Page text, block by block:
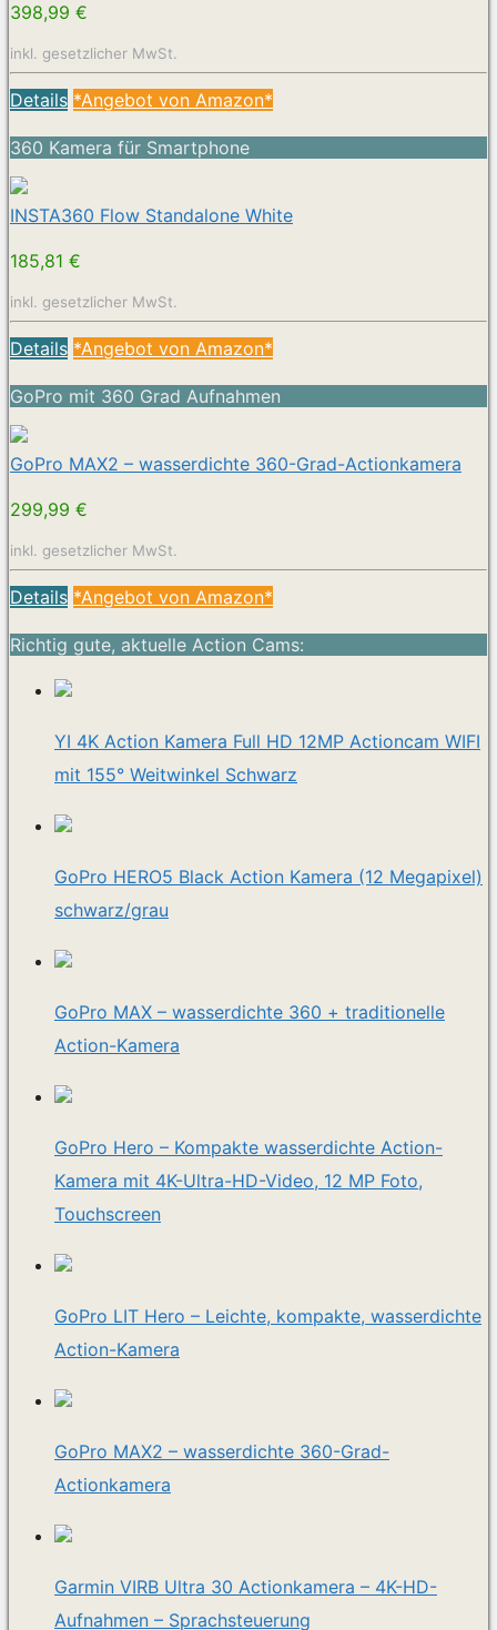
398,99 €
inkl. gesetzlicher MwSt.
Details *Angebot von Amazon*
360 Kamera für Smartphone
INSTA360 Flow Standalone White
185,81 €
inkl. gesetzlicher MwSt.
Details *Angebot von Amazon*
GoPro mit 360 Grad Aufnahmen
GoPro MAX2 – wasserdichte 360-Grad-Actionkamera
299,99 €
inkl. gesetzlicher MwSt.
Details *Angebot von Amazon*
Richtig gute, aktuelle Action Cams:
YI 4K Action Kamera Full HD 12MP Actioncam WIFI
mit 155° Weitwinkel Schwarz
GoPro HERO5 Black Action Kamera (12 Megapixel)
schwarz/grau
GoPro MAX – wasserdichte 360 ​​+ traditionelle
Action-Kamera
GoPro Hero – Kompakte wasserdichte Action-
Kamera mit 4K-Ultra-HD-Video, 12 MP Foto,
Touchscreen
GoPro LIT Hero – Leichte, kompakte, wasserdichte
Action-Kamera
GoPro MAX2 – wasserdichte 360-Grad-
Actionkamera
Garmin VIRB Ultra 30 Actionkamera – 4K-HD-
Aufnahmen – Sprachsteuerung